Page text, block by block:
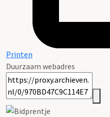
Printen
Duurzaam webadres